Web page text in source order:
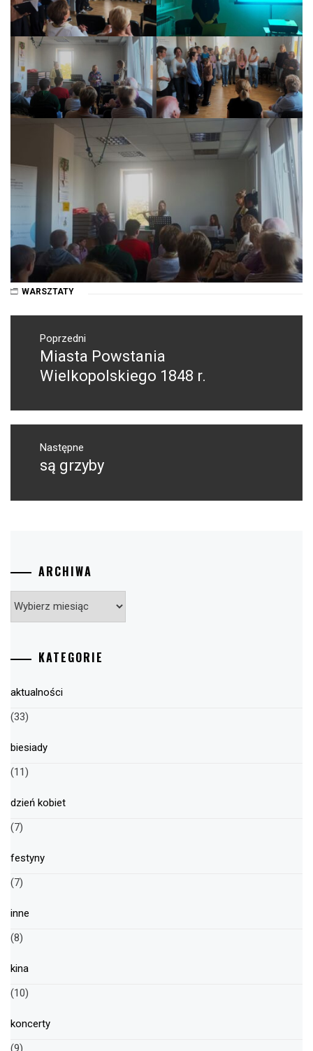
WARSZTATY
Nawigacja
wpisuPoprzedni
Poprzedni
wpis:
Miasta Powstania
Wielkopolskiego 1848 r.
Następne
Następny
są grzyby
ARCHIWA
KATEGORIE
aktualności
(33)
biesiady
(11)
dzień kobiet
(7)
festyny
(7)
inne
(8)
kina
(10)
koncerty
(9)